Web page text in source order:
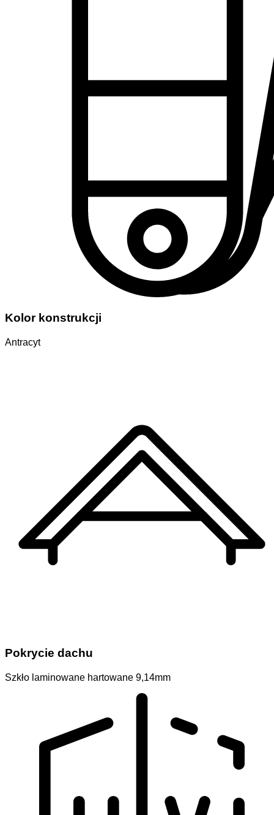
Kolor konstrukcji
Antracyt
Pokrycie dachu
Szkło laminowane hartowane 9,14mm